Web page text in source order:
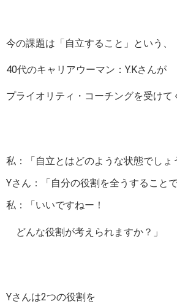
今の課題は「自立すること」という、
40代のキャリアウーマン：Y.Kさんが
プライオリティ・コーチングを受けて
私：「自立とはどのような状態でしょ
Yさん：「自分の役割を全うすることで
私：「いいですねー！
どんな役割が考えられますか？」
Yさんは2つの役割を